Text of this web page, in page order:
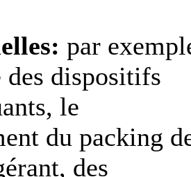
par
dispositifs
le
du packing
des